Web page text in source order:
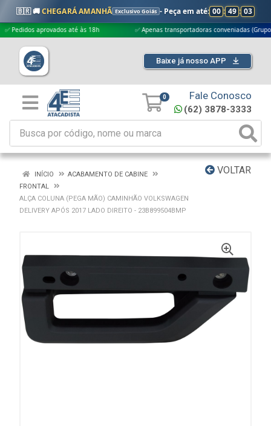
🇧🇷 🚚CHEGARÁ AMANHÃ Exclusivo Goiás - Peça em até: 00 : 49 : 03
aprovados até às 18h ✅ Apenas transportadoras conveniadas (Grupo G5)
Baixe já nosso APP
0 Fale Conosco
(62) 3878-3333
VOLTAR
INÍCIO
ACABAMENTO DE CABINE
FRONTAL
ALÇA COLUNA (PEGA MÃO) CAMINHÃO VOLKSWAGEN
DELIVERY APÓS 2017 LADO DIREITO - 23B899504BMP